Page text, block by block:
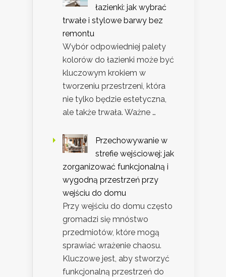
łazienki: jak wybrać
trwałe i stylowe barwy bez
remontu
Wybór odpowiedniej palety
kolorów do łazienki może być
kluczowym krokiem w
tworzeniu przestrzeni, która
nie tylko będzie estetyczna,
ale także trwała. Ważne …
Przechowywanie w
strefie wejściowej: jak
zorganizować funkcjonalną i
wygodną przestrzeń przy
wejściu do domu
Przy wejściu do domu często
gromadzi się mnóstwo
przedmiotów, które mogą
sprawiać wrażenie chaosu.
Kluczowe jest, aby stworzyć
funkcjonalną przestrzeń do